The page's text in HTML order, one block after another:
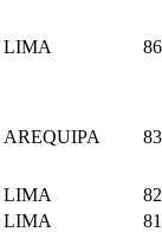
LIMA
AREQUIPA
LIMA
LIMA